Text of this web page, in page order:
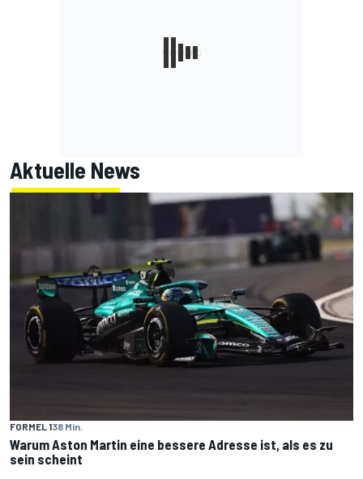
Aktuelle News
FORMEL 138 Min.
Warum Aston Martin eine bessere Adresse ist, als es zu
sein scheint